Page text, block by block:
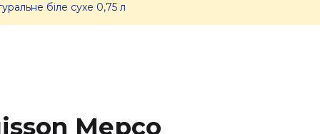
біле сухе 0,75 л
Мерсо